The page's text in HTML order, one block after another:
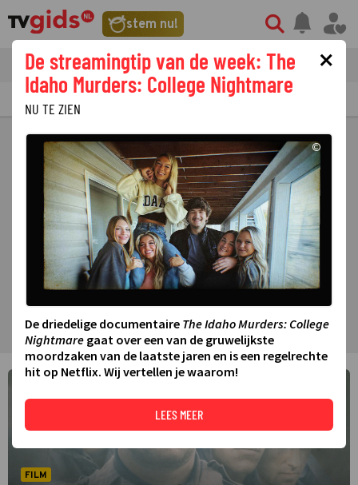
stem nu!
tvgids streaming nieuws
PRIMETIME GEMIST
FILM
×
De streamingtip van de week: The
Idaho Murders: College Nightmare
NU TE ZIEN
©
De driedelige documentaire The Idaho Murders: College
Nightmare gaat over een van de gruwelijkste
moordzaken van de laatste jaren en is een regelrechte
hit op Netflix. Wij vertellen je waarom!
LEES MEER